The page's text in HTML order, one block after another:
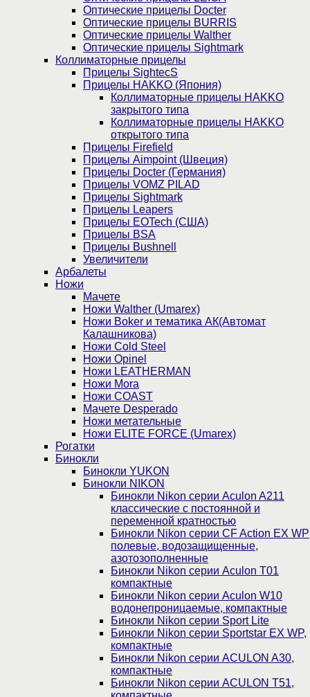
Оптические прицелы Docter
Оптические прицелы BURRIS
Оптические прицелы Walther
Оптические прицелы Sightmark
Коллиматорные прицелы
Прицелы SightecS
Прицелы HAKKO (Япония)
Коллиматорные прицелы HAKKO
закрытого типа
Коллиматорные прицелы HAKKO
открытого типа
Прицелы Firefield
Прицелы Aimpoint (Швеция)
Прицелы Docter (Германия)
Прицелы VOMZ PILAD
Прицелы Sightmark
Прицелы Leapers
Прицелы EOTech (США)
Прицелы BSA
Прицелы Bushnell
Увеличители
Арбалеты
Ножи
Мачете
Ножи Walther (Umarex)
Ножи Boker и тематика АК(Автомат
Калашникова)
Ножи Cold Steel
Ножи Opinel
Ножи LEATHERMAN
Ножи Mora
Ножи COAST
Мачете Desperado
Ножи метательные
Ножи ELITE FORCE (Umarex)
Рогатки
Бинокли
Бинокли YUKON
Бинокли NIKON
Бинокли Nikon серии Aculon A211
классические с постоянной и
переменной кратностью
Бинокли Nikon серии СF Action EX WP
полевые, водозащищенные,
азотозополненные
Бинокли Nikon серии Aculon T01
компактные
Бинокли Nikon серии Aculon W10
водонепроницаемые, компактные
Бинокли Nikon серии Sport Lite
Бинокли Nikon серии Sportstar EX WP,
компактные
Бинокли Nikon серии ACULON A30,
компактные
Бинокли Nikon серии ACULON Т51,